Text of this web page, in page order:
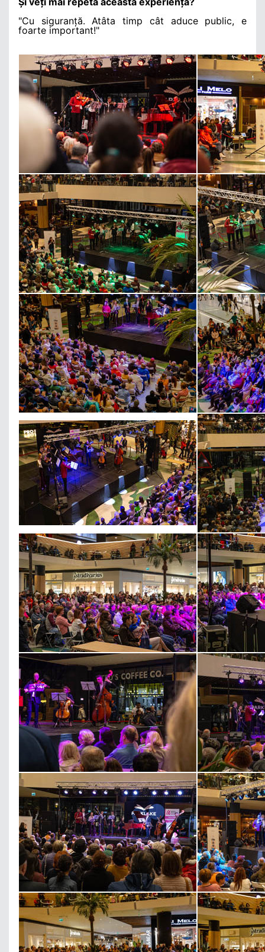
"Cu siguranță. Atâta timp cât aduce public, e
foarte important!"